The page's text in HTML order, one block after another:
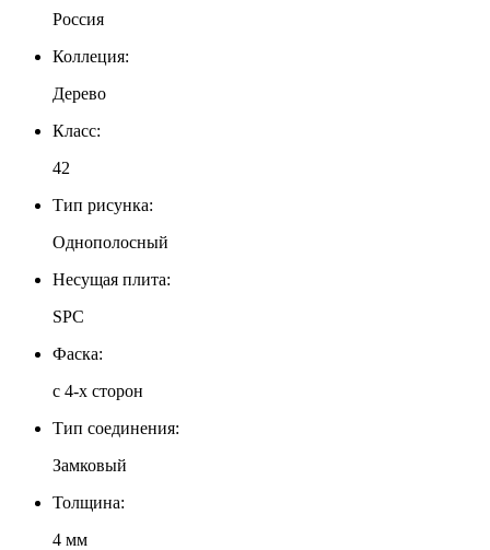
Россия
Коллеция:
Дерево
Класс:
42
Тип рисунка:
Однополосный
Несущая плита:
SPC
Фаска:
c 4-х сторон
Тип соединения:
Замковый
Толщина:
4 мм